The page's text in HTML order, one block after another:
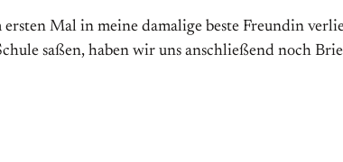
ersten Mal in meine damalige beste Freundin
saßen, haben wir uns anschließend noch